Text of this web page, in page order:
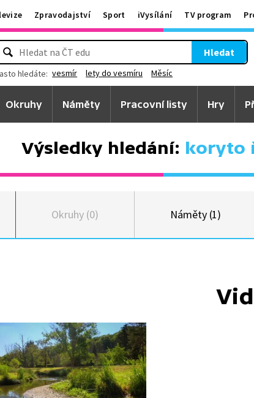
Zpravodajství Sport iVysílání TV program
Hledat
hledáte: vesmír lety do vesmíru Měsíc
Okruhy Náměty Pracovní listy Hry
Výsledky hledání: koryto
Okruhy (0) Náměty (1)